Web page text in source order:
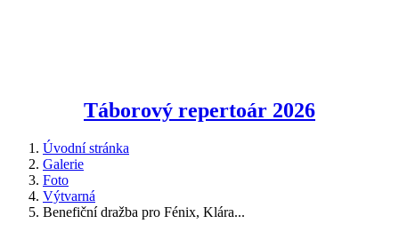
Táborový repertoár 2026
Úvodní stránka
Galerie
Foto
Výtvarná
Benefiční dražba pro Fénix, Klára...